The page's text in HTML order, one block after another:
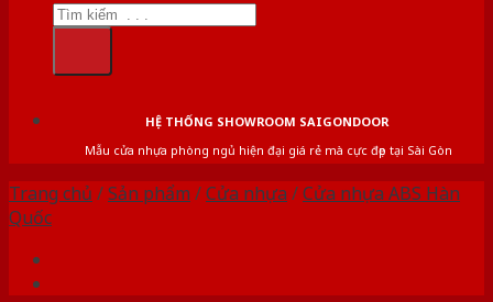
HỆ THỐNG SHOWROOM SAIGONDOOR
Mẫu cửa nhựa phòng ngủ hiện đại giá rẻ mà cực đẹp tại Sài Gòn
Trang chủ /Sản phẩm /Cửa nhựa /Cửa nhựa ABS Hàn
Quốc